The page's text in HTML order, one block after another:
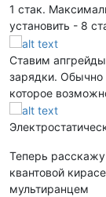
1 стак.
установить - 8
Ставим
зарядки. Обычно
которое
Теперь
квантовой
мультиранцем